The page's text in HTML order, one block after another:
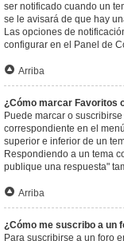
ser notificado cuando un
se le avisará de que hay
Las opciones de
configurar en el Panel de
Arriba
¿Cómo marcar Favoritos
Puede marcar o
correspondiente en el
superior e inferior de un
Respondiendo a un tema
publique una respuesta"
Arriba
¿Cómo me suscribo a un
Para suscribirse a un foro